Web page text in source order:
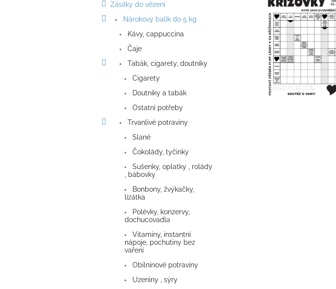
Zásilky do vězení
Nárokový balík do 5 kg
Kávy, cappuccina
Čaje
Tabák, cigarety, doutníky
Cigarety
Doutníky a tabák
Ostatní potřeby
Trvanlivé potraviny
Slané
Čokolády, tyčinky
Sušenky, oplatky , rolády
, bábovky
Bonbony, žvýkačky,
lízátka
Polévky, konzervy,
dochucovadla
Vitaminy, instantní
nápoje, pochutiny bez
vaření
Obilninové potraviny
Uzeniny , sýry